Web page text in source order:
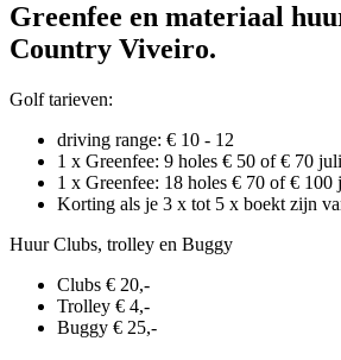
Greenfee en materiaal
Country Viveiro.
Golf tarieven:
driving range: € 10 - 12
1 x Greenfee: 9 holes € 50 of € 70
1 x Greenfee: 18 holes € 70 of € 100
Korting als je 3 x tot 5 x boekt zijn
Huur Clubs, trolley en Buggy
Clubs € 20,-
Trolley € 4,-
Buggy € 25,-